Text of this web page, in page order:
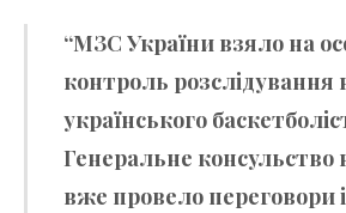
“МЗС України взяло на
контроль розслідування
українського
Генеральне консульство
вже провело переговори